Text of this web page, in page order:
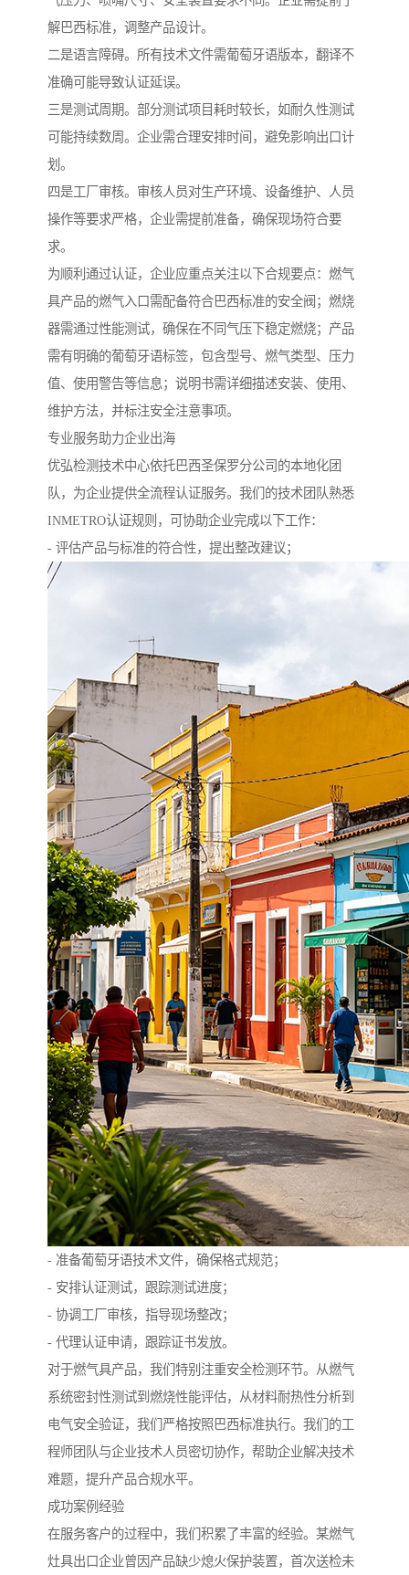
解巴西标准，调整产品设计。
二是语言障碍。所有技术文件需葡萄牙语版本，翻译不
准确可能导致认证延误。
三是测试周期。部分测试项目耗时较长，如耐久性测试
可能持续数周。企业需合理安排时间，避免影响出口计
划。
四是工厂审核。审核人员对生产环境、设备维护、人员
操作等要求严格，企业需提前准备，确保现场符合要
求。
为顺利通过认证，企业应重点关注以下合规要点：燃气
具产品的燃气入口需配备符合巴西标准的安全阀；燃烧
器需通过性能测试，确保在不同气压下稳定燃烧；产品
需有明确的葡萄牙语标签，包含型号、燃气类型、压力
值、使用警告等信息；说明书需详细描述安装、使用、
维护方法，并标注安全注意事项。
专业服务助力企业出海
优弘检测技术中心依托巴西圣保罗分公司的本地化团
队，为企业提供全流程认证服务。我们的技术团队熟悉
INMETRO认证规则，可协助企业完成以下工作：
- 评估产品与标准的符合性，提出整改建议；
- 准备葡萄牙语技术文件，确保格式规范；
- 安排认证测试，跟踪测试进度；
- 协调工厂审核，指导现场整改；
- 代理认证申请，跟踪证书发放。
对于燃气具产品，我们特别注重安全检测环节。从燃气
系统密封性测试到燃烧性能评估，从材料耐热性分析到
电气安全验证，我们严格按照巴西标准执行。我们的工
程师团队与企业技术人员密切协作，帮助企业解决技术
难题，提升产品合规水平。
成功案例经验
在服务客户的过程中，我们积累了丰富的经验。某燃气
灶具出口企业曾因产品缺少熄火保护装置，首次送检未